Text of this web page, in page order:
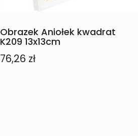
Obrazek Aniołek kwadrat
K209 13x13cm
76,26 zł